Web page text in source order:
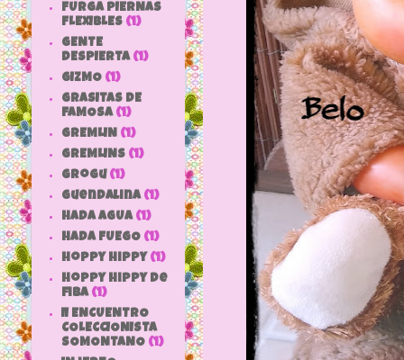
FURGA PIERNAS
FLEXIBLES (1)
GENTE
DESPIERTA (1)
GIZMO (1)
GRASITAS DE
FAMOSA (1)
GREMLIN (1)
GREMLINS (1)
grogu (1)
Guendalina (1)
HADA AGUA (1)
HADA FUEGO (1)
hoppy hippy (1)
hoppy hippy de
fiba (1)
II ENCUENTRO
COLECCIONISTA
SOMONTANO (1)